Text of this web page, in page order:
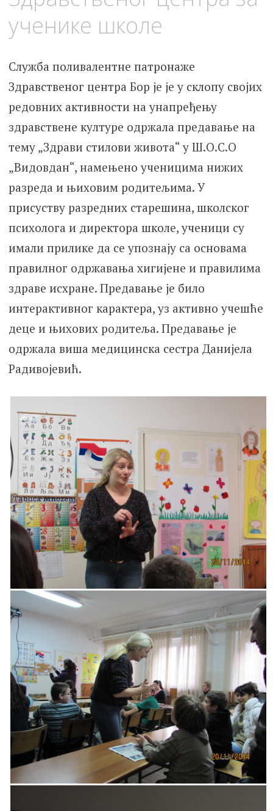
ученике школе
Служба поливалентне патронаже
Здравственог центра Бор је је у склопу својих
редовних активности на унапређењу
здравствене културе одржала предавање на
тему „Здрави стилови живота“ у Ш.О.С.О
„Видовдан“, намењено ученицима нижих
разреда и њиховим родитељима. У
присуству разредних старешина, школског
психолога и директора школе, ученици су
имали прилике да се упознају са основама
правилног одржавања хигијене и правилима
здраве исхране. Предавање је било
интерактивног карактера, уз активно учешће
деце и њихових родитеља. Предавање је
одржала виша медицинска сестра Данијела
Радивојевић.